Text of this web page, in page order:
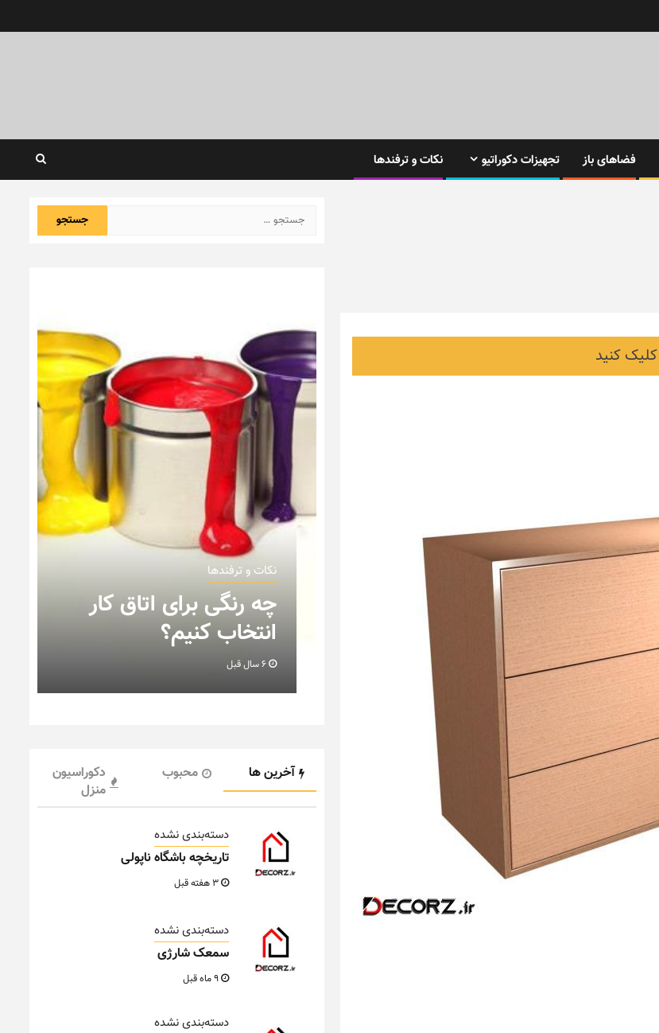
فضاهای باز تجهیزات دکوراتیو
نکات و ترفندها
کنید
جستجو
برای:
دکوراسیون داخلی و
چیدمان خانه (جدیدترین
ایده‌ها و عکس‌ها)
نکات و ترفندها
چه رنگی برای اتاق کار
انتخاب کنیم؟
آخرین ها محبوب
دکوراسیون
منزل
دسته‌بندی نشده
تاریخچه باشگاه ناپولی
دسته‌بندی نشده
سمعک شارژی
دسته‌بندی نشده